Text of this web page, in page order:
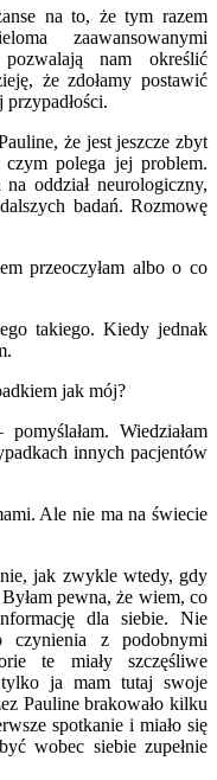
na to, że tym razem
zaawansowanymi
nam określić
że zdołamy postawić
że jest jeszcze zbyt
czym polega jej problem.
na oddział neurologiczny,
badań. Rozmowę
przeoczyłam albo o co
takiego. Kiedy jednak
jak mój?
Wiedziałam
innych pacjentów
Ale nie ma na świecie
jak zwykle wtedy, gdy
pewna, że wiem, co
dla siebie. Nie
czynienia z podobnymi
te miały szczęśliwe
tylko ja mam tutaj swoje
Pauline brakowało kilku
spotkanie i miało się
wobec siebie zupełnie